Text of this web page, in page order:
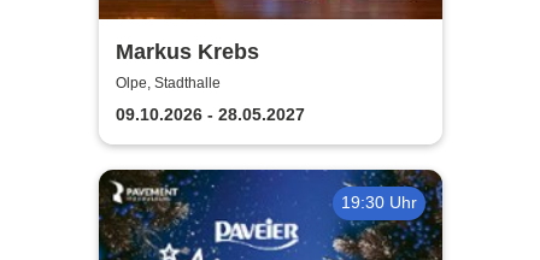
Markus Krebs
Olpe, Stadthalle
09.10.2026 - 28.05.2027
19:30 Uhr